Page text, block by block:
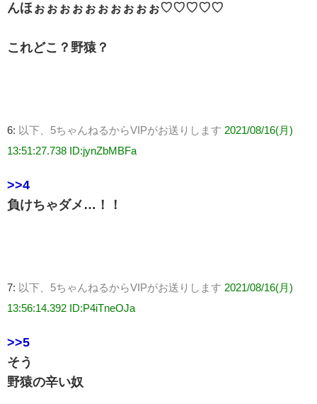
んほぉぉぉぉぉぉぉぉぉぉ♡♡♡♡♡
これどこ？野猿？
6: 以下、5ちゃんねるからVIPがお送りします 2021/08/16(月)
13:51:27.738 ID:jynZbMBFa
>>4
負けちゃダメ…！！
7: 以下、5ちゃんねるからVIPがお送りします 2021/08/16(月)
13:56:14.392 ID:P4iTneOJa
>>5
そう
野猿の辛い奴